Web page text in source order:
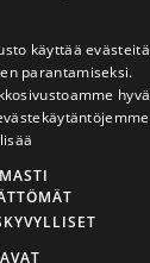
9
Tampere
käyttää evästeitä
parantamiseksi.